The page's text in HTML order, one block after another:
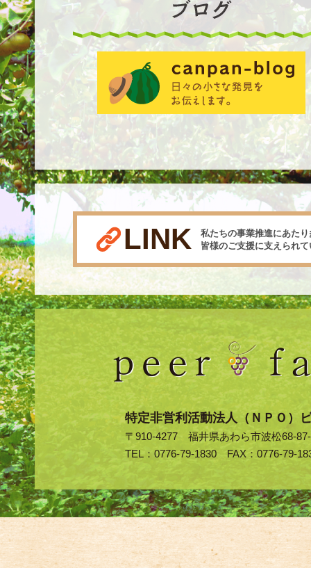
LINK
私たちの事業推進にあた
皆様のご支援に支えられ
特定非営利活動法人（ＮＰＯ）
〒910-4277 福井県あわら市波松68-
TEL：0776-79-1830 FAX：0776-79-